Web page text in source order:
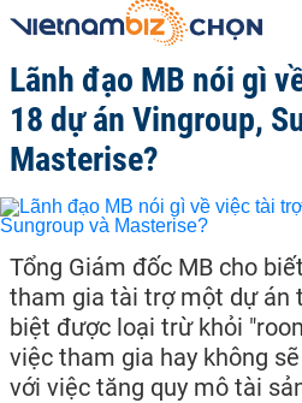
Lãnh đạo MB nói gì
18 dự án Vingroup,
Masterise?
Tổng Giám đốc MB cho
tham gia tài trợ một dự án
biệt được loại trừ khỏi
việc tham gia hay không
với việc tăng quy mô tài